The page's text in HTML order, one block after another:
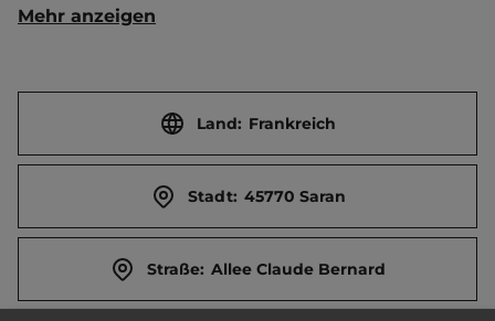
Ortszentrum 1.5 km entfernt.
Mehr anzeigen
Land: Frankreich
Stadt: 45770 Saran
Straße: Allee Claude Bernard